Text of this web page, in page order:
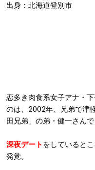
出身：北海道登別市
恋多き肉食系女子アナ・
のは、 2002年、兄弟で津
田兄弟」の弟・健一さんで
深夜デート をしていると
発覚。